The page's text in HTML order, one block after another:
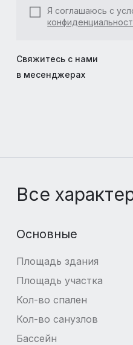
Я соглашаюсь с
Свяжитесь с нами
в месенджерах
Все
Основные
Площадь здания
Площадь участка
Кол-во спален
Кол-во санузлов
Бассейн